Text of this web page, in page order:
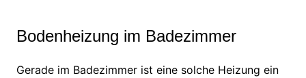
Bodenheizung im Badezimmer
Gerade im Badezimmer ist eine solche Heizung ein